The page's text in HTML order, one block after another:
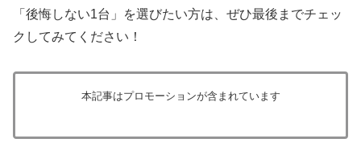
「後悔しない1台」を選びたい方は、ぜひ最後までチェッ
クしてみてください！
本記事はプロモーションが含まれています